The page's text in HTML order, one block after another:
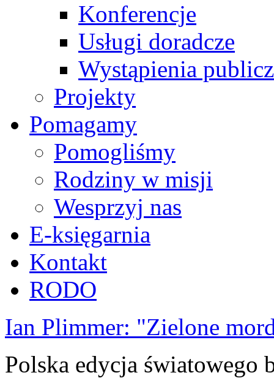
Konferencje
Usługi doradcze
Wystąpienia
Projekty
Pomagamy
Pomogliśmy
Rodziny w misji
Wesprzyj nas
E-księgarnia
Kontakt
RODO
Ian Plimmer: "Zielone
Polska edycja światowego